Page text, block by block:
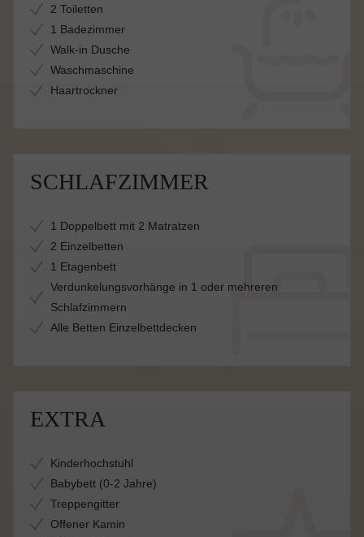
2 Toiletten
1 Badezimmer
Walk-in Dusche
Waschmaschine
Haartrockner
SCHLAFZIMMER
1 Doppelbett mit 2 Matratzen
2 Einzelbetten
1 Etagenbett
Verdunkelungsvorhänge in 1 oder mehreren
Schlafzimmern
Alle Betten Einzelbettdecken
EXTRA
Kinderhochstuhl
Babybett (0-2 Jahre)
Treppengitter
Offener Kamin